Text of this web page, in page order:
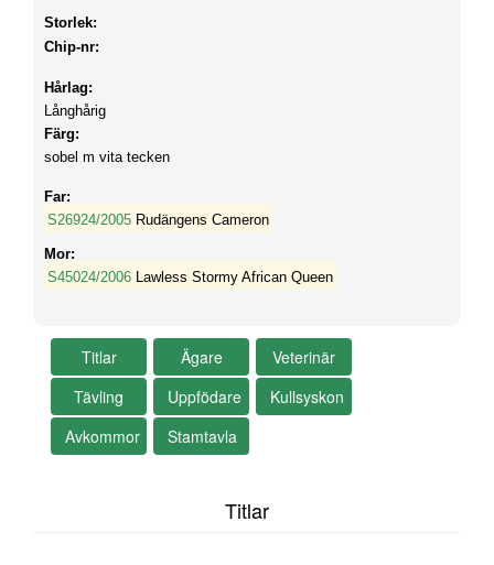
Storlek:
Chip-nr:
Hårlag:
Långhårig
Färg:
sobel m vita tecken
Far:
S26924/2005 Rudängens Cameron
Mor:
S45024/2006 Lawless Stormy African Queen
Titlar